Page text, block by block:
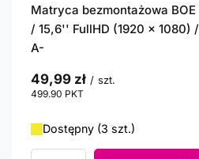
Matryca bezmontażowa
/ 15,6'' FullHD (1920 x 1080)
A-
49,99 zł / szt.
499.90 PKT
Dostępny (3 szt.)